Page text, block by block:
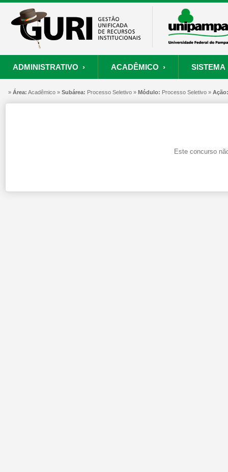
ADMINISTRATIVO ›
ORÇAMENTO E FINANÇAS RECURSOS HUMANOS PROCESSOS
ACADÊMICO ›
PROCESSO SELETIVO PROJETOS
SISTEMA
SISTEMA
» Área: Acadêmico » Subárea: Processo Seletivo » Módulo: Processo Seletivo »
Este concurso